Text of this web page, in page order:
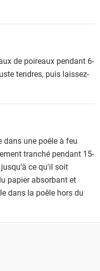
de poireaux pendant 6-
tendres, puis laissez-
une poêle à feu
tranché pendant 15-
ce qu'il soit
papier absorbant et
dans la poêle hors du